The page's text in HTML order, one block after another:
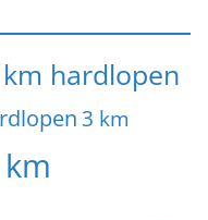
hardlopen
3 km